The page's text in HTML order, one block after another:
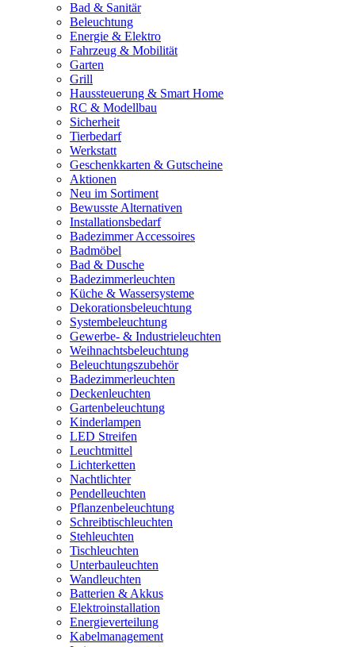
Bad & Sanitär
Beleuchtung
Energie & Elektro
Fahrzeug & Mobilität
Garten
Grill
Haussteuerung & Smart Home
RC & Modellbau
Sicherheit
Tierbedarf
Werkstatt
Geschenkkarten & Gutscheine
Aktionen
Neu im Sortiment
Bewusste Alternativen
Installationsbedarf
Badezimmer Accessoires
Badmöbel
Bad & Dusche
Badezimmerleuchten
Küche & Wassersysteme
Dekorationsbeleuchtung
Systembeleuchtung
Gewerbe- & Industrieleuchten
Weihnachtsbeleuchtung
Beleuchtungszubehör
Badezimmerleuchten
Deckenleuchten
Gartenbeleuchtung
Kinderlampen
LED Streifen
Leuchtmittel
Lichterketten
Nachtlichter
Pendelleuchten
Pflanzenbeleuchtung
Schreibtischleuchten
Stehleuchten
Tischleuchten
Unterbauleuchten
Wandleuchten
Batterien & Akkus
Elektroinstallation
Energieverteilung
Kabelmanagement